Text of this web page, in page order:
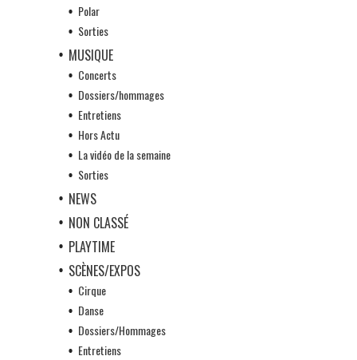
Polar
Sorties
MUSIQUE
Concerts
Dossiers/hommages
Entretiens
Hors Actu
La vidéo de la semaine
Sorties
NEWS
NON CLASSÉ
PLAYTIME
SCÈNES/EXPOS
Cirque
Danse
Dossiers/Hommages
Entretiens